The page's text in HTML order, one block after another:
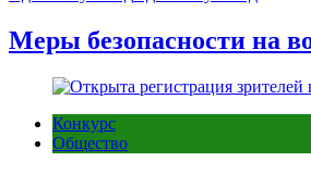
Меры безопасности на
Конкурс
Общество